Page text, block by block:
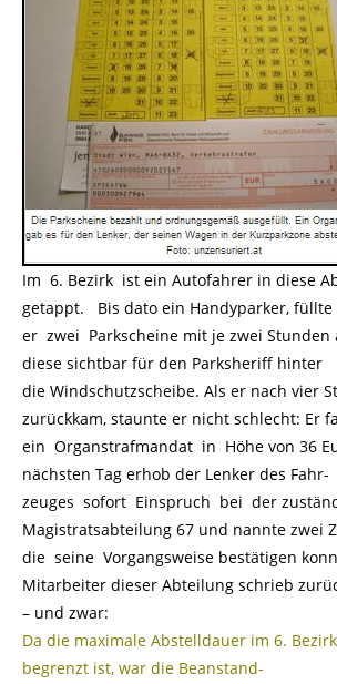
Im 6. Bezirk ist ein Autofahrer in diese
getappt. Bis dato ein Handyparker, füllte
er zwei Parkscheine mit je zwei Stunden
diese sichtbar für den Parksheriff hinter
die Windschutzscheibe. Als er nach vier
zurückkam, staunte er nicht schlecht: Er
ein Organstrafmandat in Höhe von 36
nächsten Tag erhob der Lenker des Fahr-
zeuges sofort Einspruch bei der
Magistratsabteilung 67 und nannte zwei
die seine Vorgangsweise bestätigen
Mitarbeiter dieser Abteilung schrieb
– und zwar:
Da die maximale Abstelldauer im 6.
begrenzt ist, war die Beanstand-